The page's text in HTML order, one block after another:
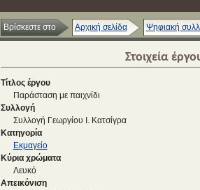
Βρίσκεστε στο Αρχική σελίδα Ψηφιακή
Στοιχεία
Τίτλος έργου
Παράσταση με παιχνίδι
Συλλογή
Συλλογή Γεωργίου Ι. Κατσίγρα
Κατηγορία
Εκμαγείο
Κύρια χρώματα
Λευκό
Απεικόνιση